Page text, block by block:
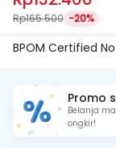
Rp165.500 -20%
BPOM Certified No.
Promo
Belanja
ongkir!